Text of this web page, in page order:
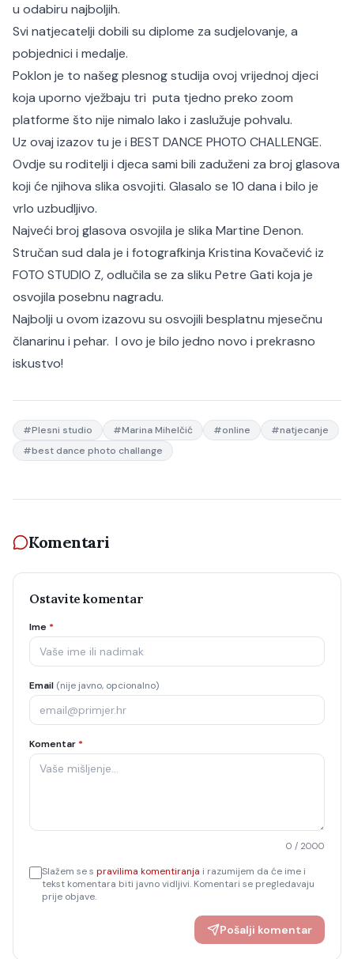
u odabiru najboljih.
Svi natjecatelji dobili su diplome za sudjelovanje, a
pobjednici i medalje.
Poklon je to našeg plesnog studija ovoj vrijednoj djeci
koja uporno vježbaju tri puta tjedno preko zoom
platforme što nije nimalo lako i zaslužuje pohvalu.
Uz ovaj izazov tu je i BEST DANCE PHOTO CHALLENGE.
Ovdje su roditelji i djeca sami bili zaduženi za broj glasova
koji će njihova slika osvojiti. Glasalo se 10 dana i bilo je
vrlo uzbudljivo.
Najveći broj glasova osvojila je slika Martine Denon.
Stručan sud dala je i fotografkinja Kristina Kovačević iz
FOTO STUDIO Z, odlučila se za sliku Petre Gati koja je
osvojila posebnu nagradu.
Najbolji u ovom izazovu su osvojili besplatnu mjesečnu
članarinu i pehar. I ovo je bilo jedno novo i prekrasno
iskustvo!
#Plesni studio #Marina Mihelčić #online #natjecanje
#best dance photo challange
Komentari
Ostavite komentar
Ime *
Email (nije javno, opcionalno)
Komentar *
0 / 2000
Slažem se s pravilima komentiranja i razumijem da će ime i
tekst komentara biti javno vidljivi. Komentari se pregledavaju
prije objave.
Pošalji komentar